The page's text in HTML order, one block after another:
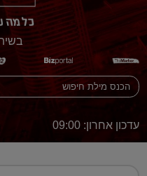
עדכון אחרון: 09:00